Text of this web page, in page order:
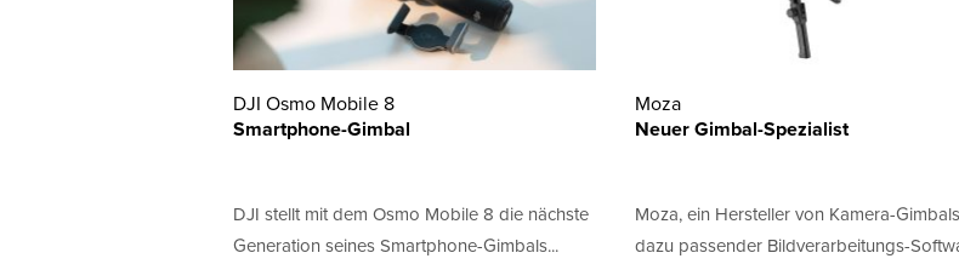
DJI Osmo Mobile 8
Smartphone-Gimbal
DJI stellt mit dem Osmo Mobile 8 die nächste
Generation seines Smartphone-Gimbals...
Moza
Neuer Gimbal-Spezialist
Moza, ein Hersteller von Kamera-
dazu passender Bildverarbeitungs-